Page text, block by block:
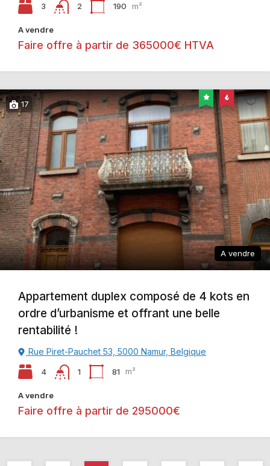
3 2 190 m²
A vendre
Faire offre à partir de 365000€ HTVA
17
A vendre
Appartement duplex composé de 4 kots en
ordre d’urbanisme et offrant une belle
rentabilité !
Rue Piret-Pauchet 53, 5000 Namur, Belgique
4 1 81 m²
A vendre
Faire offre à partir de 295000€